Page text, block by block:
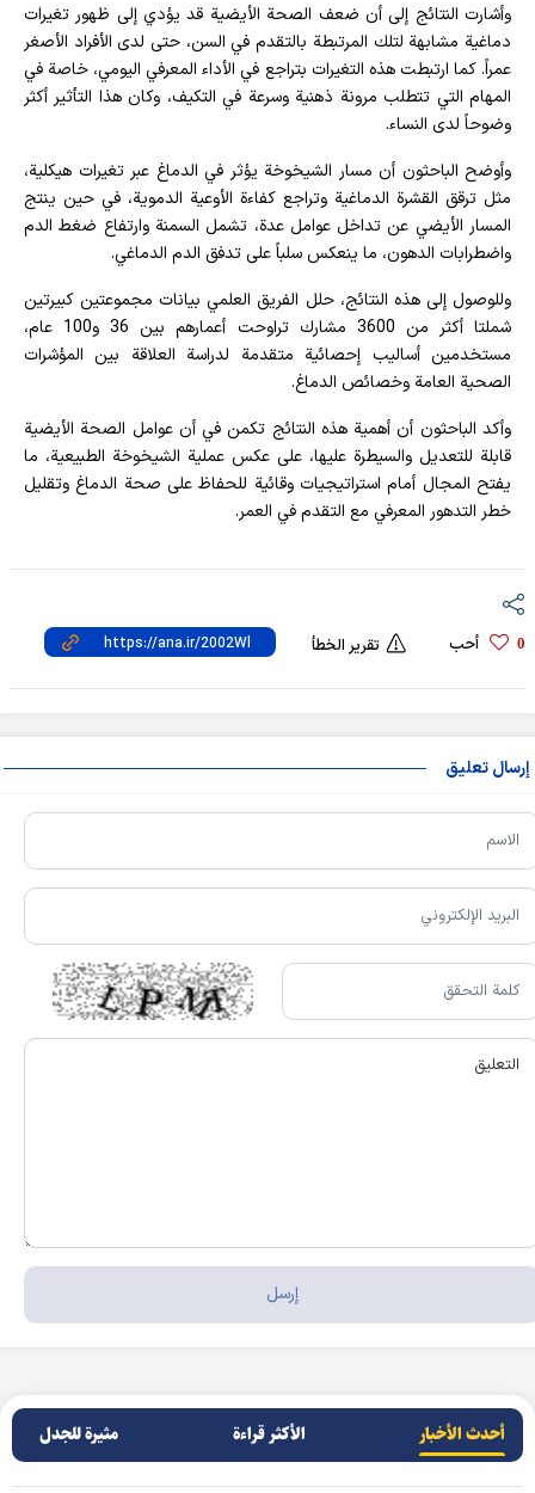
وأشارت النتائج إلى أن ضعف الصحة الأيضية قد يؤدي إلى ظهور تغيرات
دماغية مشابهة لتلك المرتبطة بالتقدم في السن، حتى لدى الأفراد الأصغر
عمراً. كما ارتبطت هذه التغيرات بتراجع في الأداء المعرفي اليومي، خاصة في
المهام التي تتطلب مرونة ذهنية وسرعة في التكيف، وكان هذا التأثير أكثر
وضوحاً لدى النساء.
وأوضح الباحثون أن مسار الشيخوخة يؤثر في الدماغ عبر تغيرات هيكلية،
مثل ترقق القشرة الدماغية وتراجع كفاءة الأوعية الدموية، في حين ينتج
المسار الأيضي عن تداخل عوامل عدة، تشمل السمنة وارتفاع ضغط الدم
واضطرابات الدهون، ما ينعكس سلباً على تدفق الدم الدماغي.
وللوصول إلى هذه النتائج، حلل الفريق العلمي بيانات مجموعتين كبيرتين
شملتا أكثر من 3600 مشارك تراوحت أعمارهم بين 36 و100 عام،
مستخدمين أساليب إحصائية متقدمة لدراسة العلاقة بين المؤشرات
الصحية العامة وخصائص الدماغ.
وأكد الباحثون أن أهمية هذه النتائج تكمن في أن عوامل الصحة الأيضية
قابلة للتعديل والسيطرة عليها، على عكس عملية الشيخوخة الطبيعية، ما
يفتح المجال أمام استراتيجيات وقائية للحفاظ على صحة الدماغ وتقليل
خطر التدهور المعرفي مع التقدم في العمر.
0 أحب تقرير الخطأ
إرسال تعليق
أحدث الأخبار الأکثر قراءة مثيرة للجدل